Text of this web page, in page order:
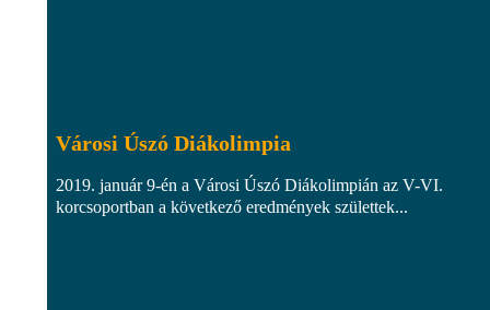
Városi Úszó Diákolimpia
2019. január 9-én a Városi Úszó Diákolimpián az V-VI.
korcsoportban a következő eredmények születtek...